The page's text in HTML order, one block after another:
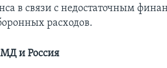
в связи с недостаточным
расходов.
и Россия